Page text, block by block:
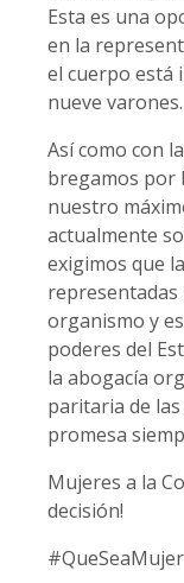
Esta es una
en la
el cuerpo está
nueve varones.
Así como con
bregamos por
nuestro
actualmente
exigimos que
organismo y
poderes del
la abogacía
paritaria de
promesa
Mujeres a la
decisión!
#QueSeaMujer